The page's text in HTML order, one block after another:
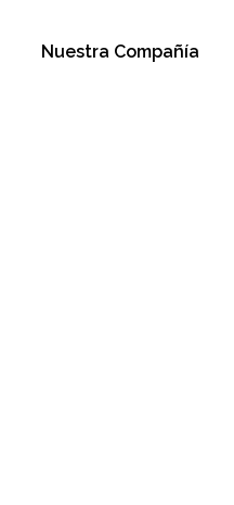
Nuestra Compañía